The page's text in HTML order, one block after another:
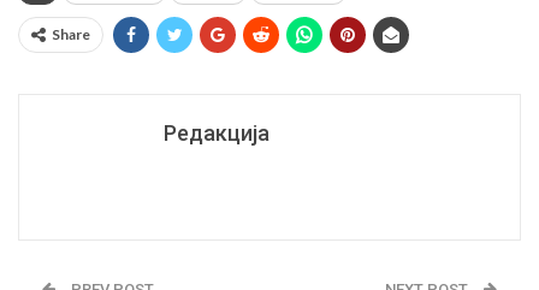
Share
Редакција